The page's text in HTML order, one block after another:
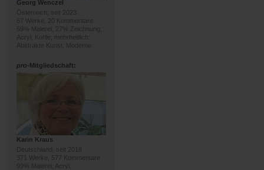
Georg Wenczel
Österreich, seit 2023
67 Werke, 20 Kommentare
69% Malerei, 27% Zeichnung;
Acryl, Kohle; mehrheitlich:
Abstrakte Kunst, Moderne
pro-Mitgliedschaft:
Karin Kraus
Deutschland, seit 2018
371 Werke, 577 Kommentare
99% Malerei; Acryl,